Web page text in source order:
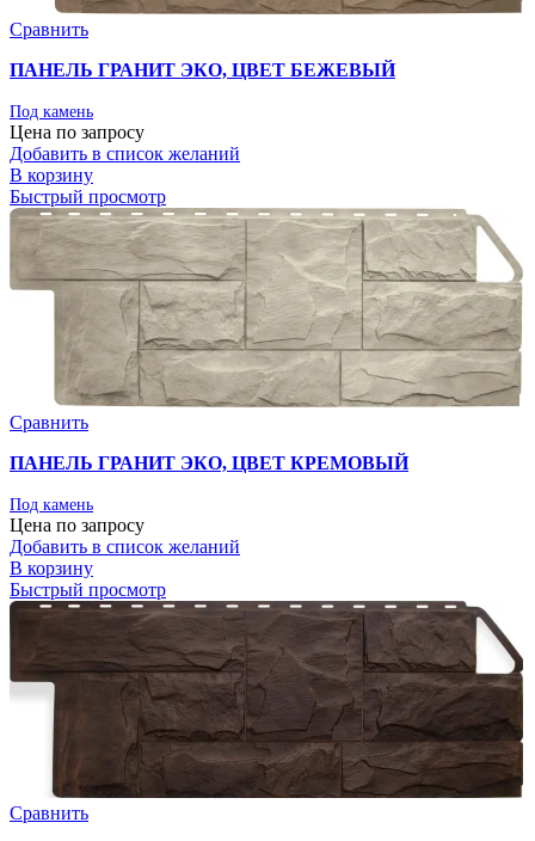
Сравнить
ПАНЕЛЬ ГРАНИТ ЭКО, ЦВЕТ БЕЖЕВЫЙ
Под камень
Цена по запросу
Добавить в список желаний
В корзину
Быстрый просмотр
Сравнить
ПАНЕЛЬ ГРАНИТ ЭКО, ЦВЕТ КРЕМОВЫЙ
Под камень
Цена по запросу
Добавить в список желаний
В корзину
Быстрый просмотр
Сравнить